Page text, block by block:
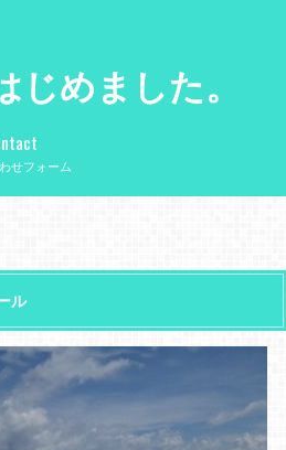
めました。
せフォーム
ル